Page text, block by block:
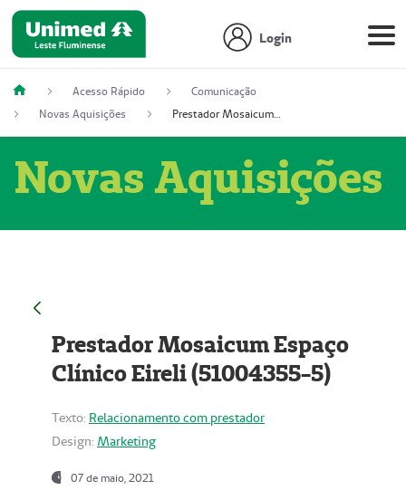
Login
Acesso Rápido
Comunicação
Novas Aquisições
Prestador Mosaicum Espaço Clínico Eireli (51004355-5)
Novas Aquisições
Prestador Mosaicum Espaço
Clínico Eireli (51004355-5)
Texto: Relacionamento com prestador
Design: Marketing
07 de maio, 2021